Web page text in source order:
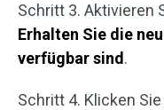
Schritt 3. Aktivieren
Erhalten Sie die
verfügbar sind .
Schritt 4. Klicken